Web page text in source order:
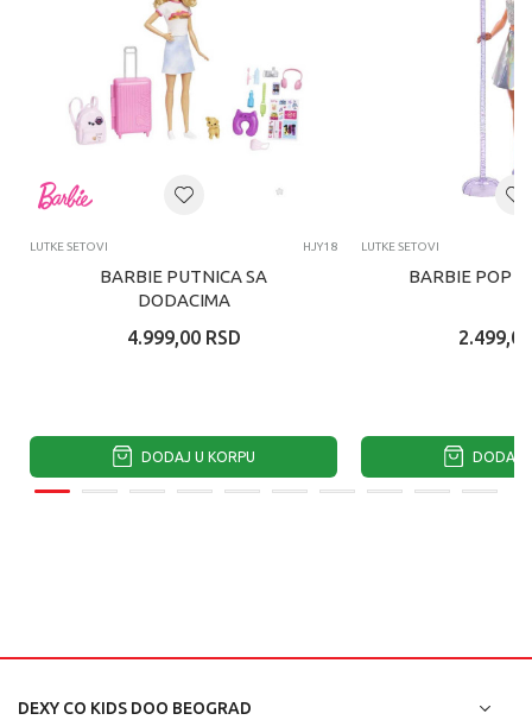
LUTKE SETOVI HJY18
BARBIE PUTNICA SA
DODACIMA
4.999,00 RSD
DODAJ U KORPU
LUTKE SETOVI
BARBIE POP
2.499,00
DODAJ
DEXY CO KIDS DOO BEOGRAD